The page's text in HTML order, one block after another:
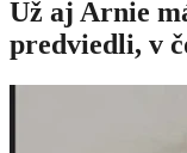
Už aj Arnie
predviedli, v